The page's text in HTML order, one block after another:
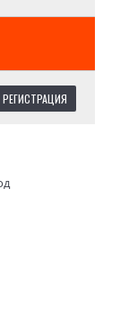
РЕГИСТРАЦИЯ